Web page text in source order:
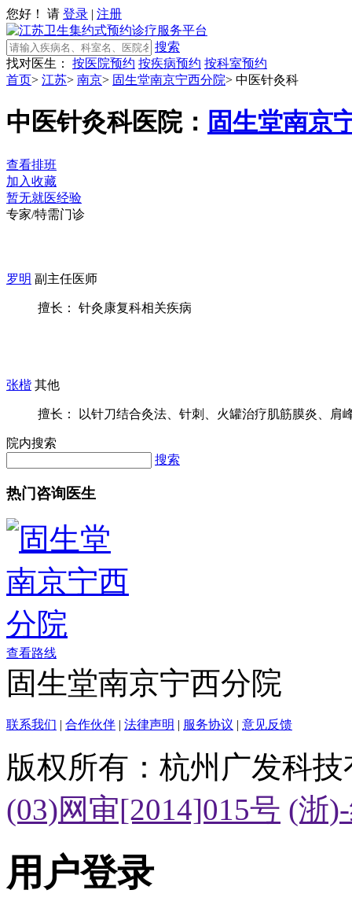
您好！ 请 登录 | 注册
搜索
找对医生：
按医院预约 按疾病预约 按科室预约
首页> 江苏> 南京> 固生堂南京宁西分院> 中医针灸科
中医针灸科医院： 固生堂南京
查看排班
加入收藏
暂无就医经验
专家/特需门诊
罗明 副主任医师
擅长： 针灸康复科相关疾病
张楷 其他
擅长： 以针刀结合灸法、针刺、火罐治疗肌筋膜炎、肩
院内搜索
搜索
热门咨询医生
查看路线
固生堂南京宁西分院
联系我们 | 合作伙伴 | 法律声明 | 服务协议 | 意见反馈
版权所有：杭州广发科
(03)网审[2014]015号 (浙
用户登录